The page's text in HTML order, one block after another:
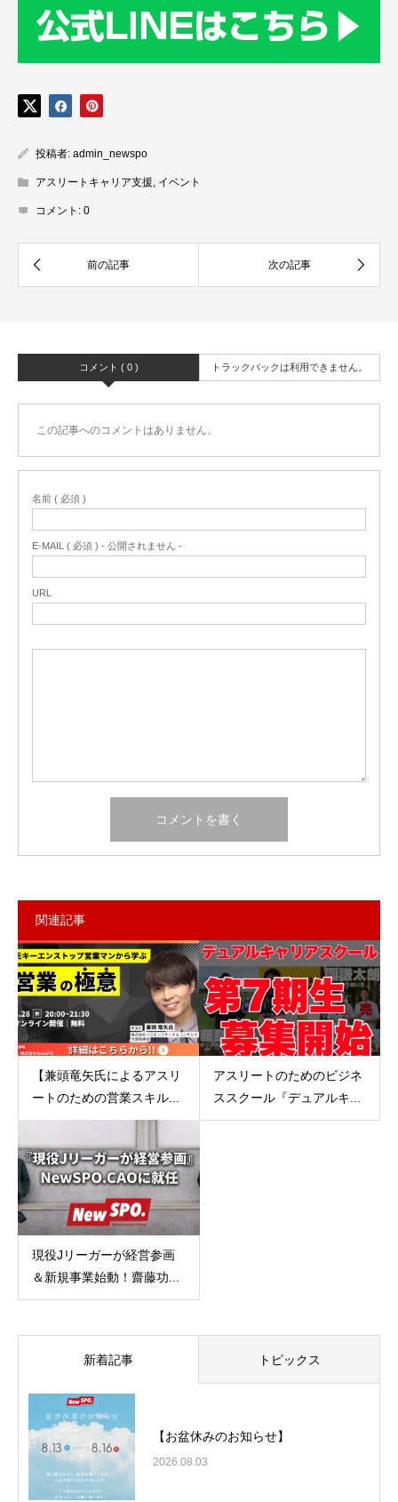
投稿者: admin_newspo
アスリートキャリア支援, イベント
コメント: 0
コメント ( 0 ) トラックバックは利用できません。
この記事へのコメントはありません。
名前 ( 必須 )
E-MAIL ( 必須 ) - 公開されません -
URL
関連記事
【兼頭竜矢氏によるアスリ
ートのための営業スキル...
アスリートのためのビジネ
ススクール『デュアルキ...
現役Jリーガーが経営参画
＆新規事業始動！齋藤功...
新着記事 トピックス
【お盆休みのお知らせ】
2026.08.03